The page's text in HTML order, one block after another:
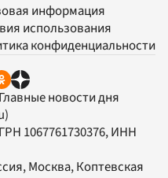
информация
использования
конфиденциальности
новости дня
1067761730376, ИНН
Москва, Коптевская